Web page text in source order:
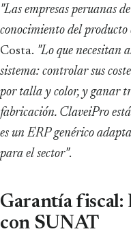
"Las empresas peruanas
conocimiento del
Costa. "Lo que necesitan
sistema: controlar sus
por talla y color, y ganar
fabricación. ClaveiPro
es un ERP genérico
para el sector".
Garantía
con SUNAT